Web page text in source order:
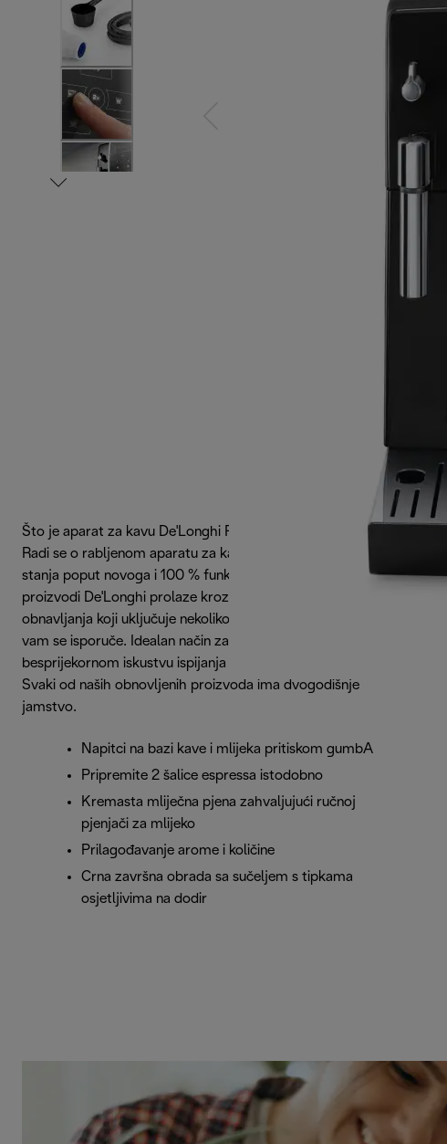
Što je aparat za kavu De'Longhi Renova?
Radi se o rabljenom aparatu za kavu koji je obnovljen,
stanja poput novoga i 100 % funkcionalan. Obnovljeni
proizvodi De'Longhi prolaze kroz rigorozan proces
obnavljanja koji uključuje nekoliko testiranja prije nego što
vam se isporuče. Idealan način za uživanje u
besprijekornom iskustvu ispijanja kave, uz manje otpada.
Svaki od naših obnovljenih proizvoda ima dvogodišnje
jamstvo.
Napitci na bazi kave i mlijeka pritiskom gumbA
Pripremite 2 šalice espressa istodobno
Kremasta mliječna pjena zahvaljujući ručnoj
pjenjači za mlijeko
Prilagođavanje arome i količine
Crna završna obrada sa sučeljem s tipkama
osjetljivima na dodir